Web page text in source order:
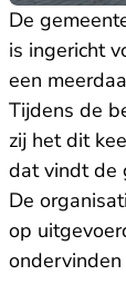
De
is ingericht
een
Tijdens de
zij het dit
dat vindt de
De
op